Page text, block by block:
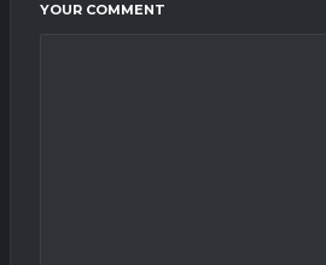
YOUR COMMENT